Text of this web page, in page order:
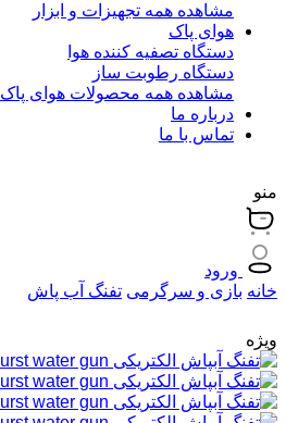
مشاهده همه تجهیزات و ابزار
هوای پاک
دستگاه تصفیه کننده هوا
دستگاه رطوبت ساز
مشاهده همه محصولات هوای پاک
درباره ما
تماس با ما
منو
ورود
خانه بازی و سرگرمی تفنگ آب پاش
ویژه